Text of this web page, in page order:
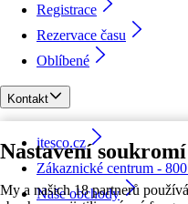
Nastavení
My a našich 18 partnerů
Registrace
Rezervace času
Oblíbené
Kontakt
itesco.cz
Zákaznické centrum -
Naše obchody